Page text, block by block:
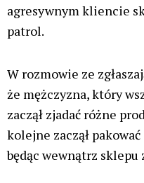
agresywnym kliencie
patrol.
W rozmowie ze
że mężczyzna, który
zaczął zjadać różne
kolejne zaczął
będąc wewnątrz sklepu